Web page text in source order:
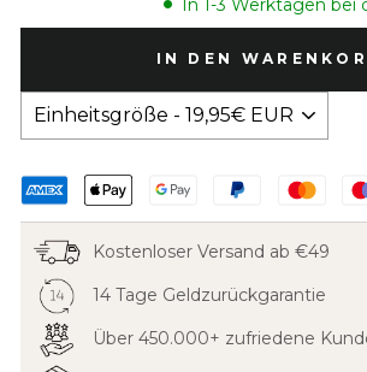
In 1-3 Werktagen bei
IN DEN
Kostenloser Versand ab €49
14 Tage Geldzurückgarantie
Über 450.000+ zufriedene